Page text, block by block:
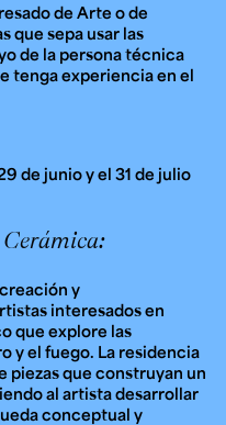
de Arte o de
que sepa usar las
de la persona técnica
tenga experiencia en el
de junio y el 31 de julio
y
interesados en
que explore las
y el fuego. La residencia
piezas que construyan un
al artista desarrollar
conceptual y